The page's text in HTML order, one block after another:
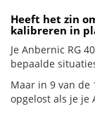
Heeft het zin
kalibreren in
Je Anbernic RG
bepaalde
Maar in 9 van de
opgelost als je je